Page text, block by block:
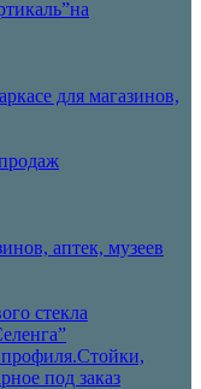
для магазинов,
аптек, музеев
стекла
профиля.Стойки,
под заказ